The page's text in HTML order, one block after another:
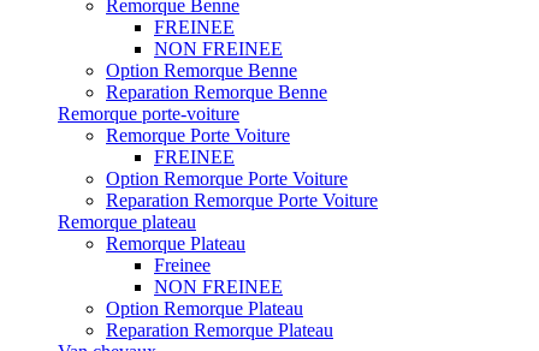
Remorque Benne
FREINEE
NON FREINEE
Option Remorque Benne
Reparation Remorque Benne
Remorque porte-voiture
Remorque Porte Voiture
FREINEE
Option Remorque Porte Voiture
Reparation Remorque Porte Voiture
Remorque plateau
Remorque Plateau
Freinee
NON FREINEE
Option Remorque Plateau
Reparation Remorque Plateau